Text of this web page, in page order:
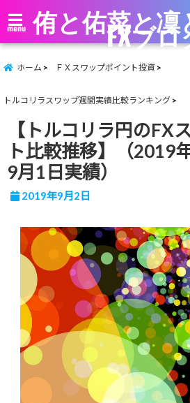
menu 侑と佑菜と凜
FXブロ
ホーム ＦＸスワップポイント投資
トルコリラスワップ週間実績比較ランキング
【トルコリラ円のFX
ト比較推移】（2019
9月1日実績）
2019年9月2日